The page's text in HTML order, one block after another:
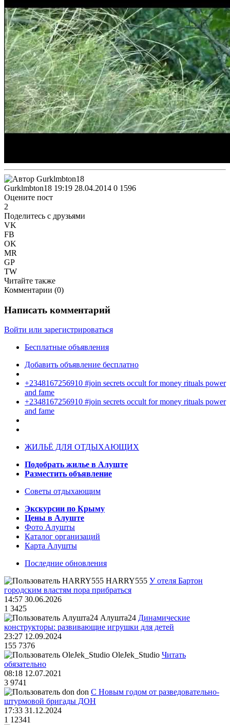
Gurklmbton18 19:19 28.04.2014 0 1596
Оцените пост
2
Поделитесь с друзьями
VK
FB
OK
MR
GP
TW
Читайте также
Комментарии (0)
Написать комментарий
Войти или зарегистрироваться
Бесплатные объявления
Добавить объявление бесплатно
+2348167256910 #join secrets occult for money rituals power
and fame
+2348167256910 #join secrets occult for money rituals power
and fame
ЖИЛЬЁ ДЛЯ ОТДЫХАЮЩИХ
Подобрать жилье в Алуште
Разместить объявление
Советы отдыхающим
Экскурсии по Крыму
Цены в Алуште
Фото Алушты
Каталог организаций
Карта Алушты
Последние обновления
HARRY555 У отеля Бартон
городским властям пора прибраться
14:57 30.06.2026
1 3425
Алушта24 Динамические
конструкторы: развивающие игрушки для детей
23:27 12.09.2024
155 7376
OleJek_Studio Читать
обязательно
08:18 12.07.2021
3 9741
don С Новым годом от разведовательно-
штурмовой бригады ДОН
17:33 31.12.2024
1 12341